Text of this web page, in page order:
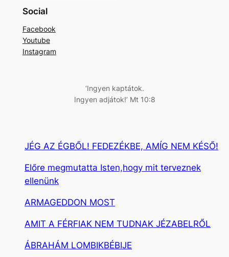
e
e
s
Social
Facebook
Youtube
Instagram
‘Ingyen kaptátok.
Ingyen adjátok!’ Mt 10:8
JÉG AZ ÉGBŐL! FEDEZÉKBE, AMÍG NEM KÉSŐ!
Előre megmutatta Isten,hogy mit terveznek
ellenünk
ARMAGEDDON MOST
AMIT A FÉRFIAK NEM TUDNAK JÉZABELRŐL
ÁBRAHÁM LOMBIKBÉBIJE